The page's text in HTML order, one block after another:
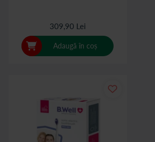
309,90 Lei
Adaugă în coș